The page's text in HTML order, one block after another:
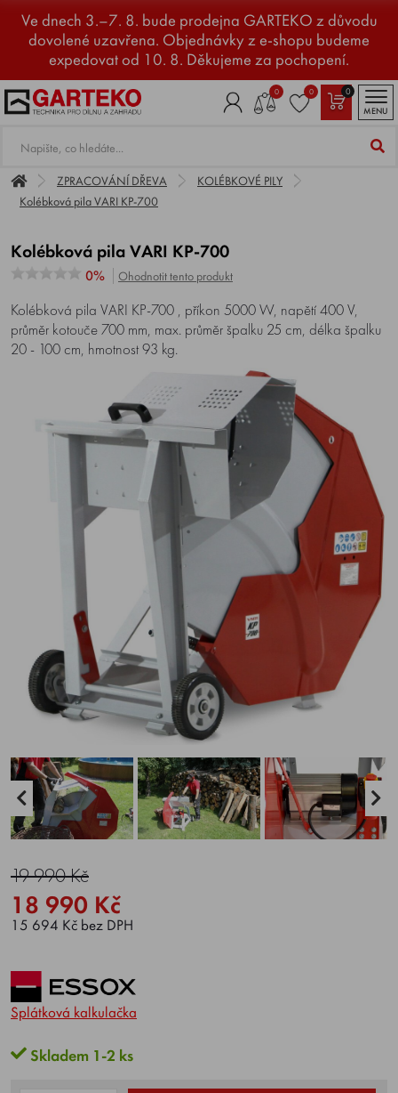
Ve dnech 3.–7. 8. bude prodejna GARTEKO z důvodu
dovolené uzavřena. Objednávky z e-shopu budeme
expedovat od 10. 8. Děkujeme za pochopení.
0 0
0
MENU
ZPRACOVÁNÍ DŘEVA
KOLÉBKOVÉ PILY
Kolébková pila VARI KP-700
Kolébková pila VARI KP-700
0% Ohodnotit tento produkt
Kolébková pila VARI KP-700 , příkon 5000 W, napětí 400 V,
průměr kotouče 700 mm, max. průměr špalku 25 cm, délka špalku
20 - 100 cm, hmotnost 93 kg.
19 990 Kč
18 990 Kč
15 694 Kč bez DPH
Splátková kalkulačka
Skladem 1-2 ks